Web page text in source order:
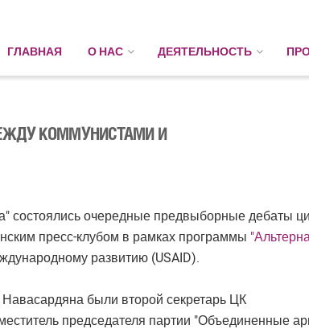
ГЛАВНАЯ О НАС ДЕЯТЕЛЬНОСТЬ
КОММУНИСТАМИ И
состоялись очередные предвыборные дебаты
пресс-клубом в рамках программы
развитию (USAID).
были второй секретарь ЦК
председателя партии "Объединенные